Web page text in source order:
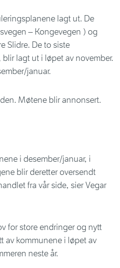
lagt ut. De
– Kongevegen ) og
Slidre. De to siste
lagt ut i løpet av november.
januar.
Møtene blir annonsert.
i desember/januar, i
blir deretter oversendt
fra vår side, sier Vegar
for store endringer og nytt
av kommunene i løpet av
neste år.